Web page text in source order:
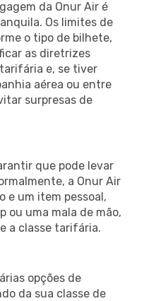
da Onur Air é
Os limites de
o tipo de bilhete,
as diretrizes
e, se tiver
aérea ou entre
surpresas de
que pode levar
a Onur Air
e um item pessoal,
ou uma mala de mão,
a classe tarifária.
opções de
da sua classe de